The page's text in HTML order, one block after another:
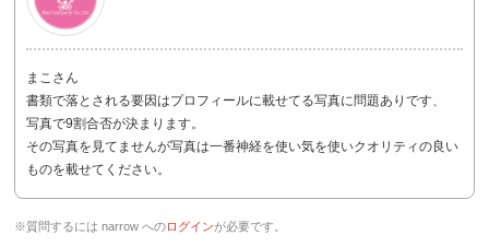
まこさん
書類で落とされる要因はプロフィールに載せてる写真に問題ありです、
写真で9割合否が決まります。
その写真を見てませんが写真は一番神経を使い気を使いクオリティの良い
ものを載せてください。
※質問するには narrow へのログインが必要です。